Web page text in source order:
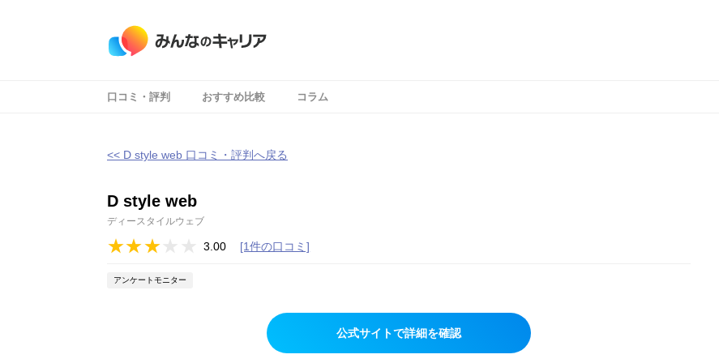
口コミ・評判 おすすめ比較 コラム
<< D style web 口コミ・評判へ戻る
D style web
ディースタイルウェブ
3.00 [1件の口コミ]
アンケートモニター
公式サイトで詳細を確認